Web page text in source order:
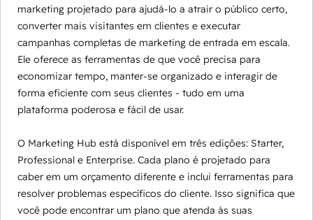
marketing projetado para ajudá-lo a atrair o público certo,
converter mais visitantes em clientes e executar
campanhas completas de marketing de entrada em escala.
Ele oferece as ferramentas de que você precisa para
economizar tempo, manter-se organizado e interagir de
forma eficiente com seus clientes - tudo em uma
plataforma poderosa e fácil de usar.
O Marketing Hub está disponível em três edições: Starter,
Professional e Enterprise. Cada plano é projetado para
caber em um orçamento diferente e inclui ferramentas para
resolver problemas específicos do cliente. Isso significa que
você pode encontrar um plano que atenda às suas